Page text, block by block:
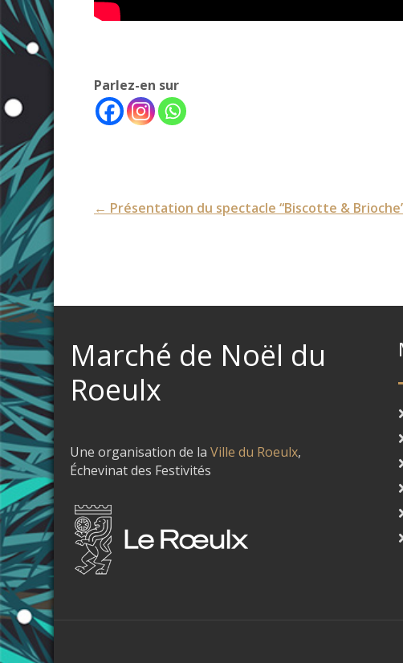
Parlez-en sur
Post
navigation
← Présentation du spectacle “Biscotte &
Marché de Noël du
Roeulx
Une organisation de la Ville du Roeulx,
Échevinat des Festivités